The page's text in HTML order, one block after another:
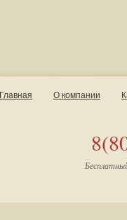
Главная О компании